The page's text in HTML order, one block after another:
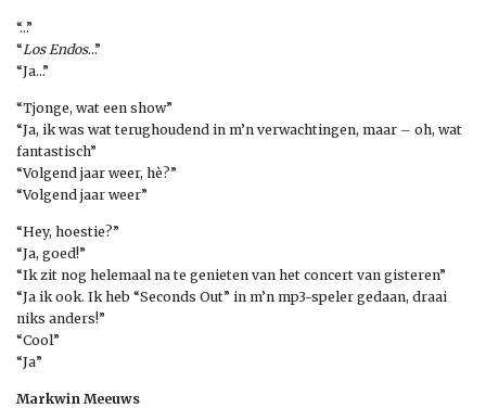
“…”
“Los Endos…”
“Ja…”
“Tjonge, wat een show”
“Ja, ik was wat terughoudend in m’n verwachtingen, maar – oh, wat
fantastisch”
“Volgend jaar weer, hè?”
“Volgend jaar weer”
“Hey, hoestie?”
“Ja, goed!”
“Ik zit nog helemaal na te genieten van het concert van gisteren”
“Ja ik ook. Ik heb “Seconds Out” in m’n mp3-speler gedaan, draai
niks anders!”
“Cool”
“Ja”
Markwin Meeuws